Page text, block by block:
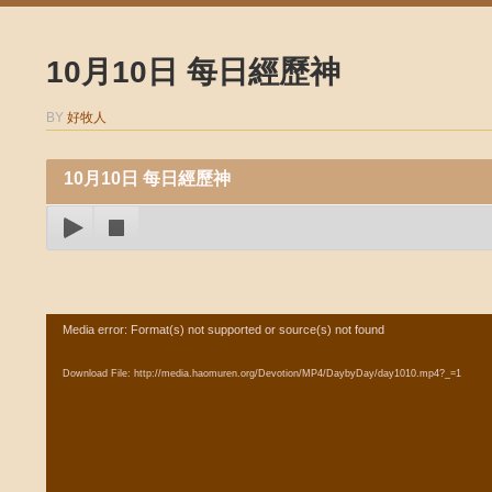
10月10日 每日經歷神
BY 好牧人
10月10日 每日經歷神
Video
Media error: Format(s) not supported or source(s) not found
Download File: http://media.haomuren.org/Devotion/MP4/DaybyDay/day1010.mp4?_=1